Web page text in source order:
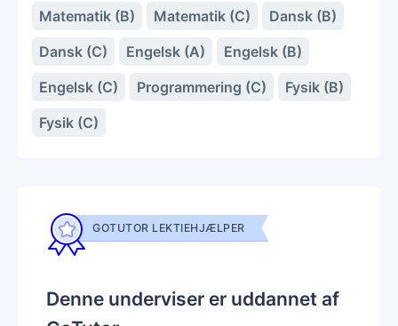
Matematik (B)
Matematik (C)
Dansk (B)
Dansk (C)
Engelsk (A)
Engelsk (B)
Engelsk (C)
Programmering (C)
Fysik (B)
Fysik (C)
GOTUTOR LEKTIEHJÆLPER
Denne underviser er uddannet af